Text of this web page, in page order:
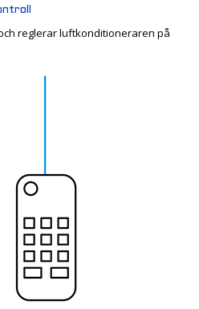
reglerar luftkonditioneraren på